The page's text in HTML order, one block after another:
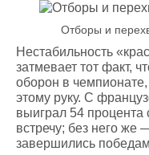
Отборы и
Нестабильность
затмевает тот факт,
оборон в
этому руку. С
выиграл 54 процента
встречу; без него же
завершились